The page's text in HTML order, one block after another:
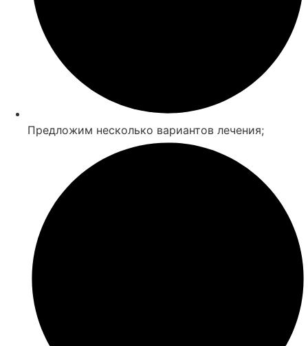
Предложим несколько вариантов лечения;